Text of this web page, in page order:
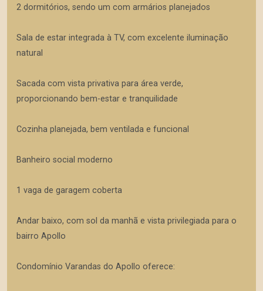
2 dormitórios, sendo um com armários planejados
Sala de estar integrada à TV, com excelente iluminação
natural
Sacada com vista privativa para área verde,
proporcionando bem-estar e tranquilidade
Cozinha planejada, bem ventilada e funcional
Banheiro social moderno
1 vaga de garagem coberta
Andar baixo, com sol da manhã e vista privilegiada para o
bairro Apollo
Condomínio Varandas do Apollo oferece: